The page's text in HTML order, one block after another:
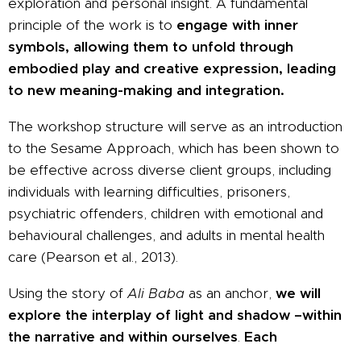
principle of the work is to engage with inner
symbols, allowing them to unfold through
embodied play and creative expression, leading
to new meaning-making and integration.
The workshop structure will serve as an introduction
to the Sesame Approach, which has been shown to
be effective across diverse client groups, including
individuals with learning difficulties, prisoners,
psychiatric offenders, children with emotional and
behavioural challenges, and adults in mental health
care (Pearson et al., 2013).
Using the story ofAli Baba as an anchor, we will
explore the interplay of light and shadow –within
the narrative and within ourselves. Each